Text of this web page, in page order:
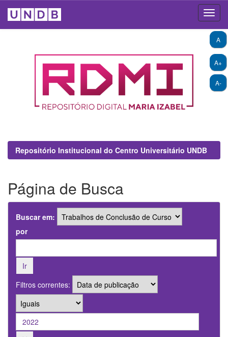
A+
A-
A
Repositório Institucional do Centro Universitário UNDB
Página de Busca
Buscar em:
por
Filtros correntes: